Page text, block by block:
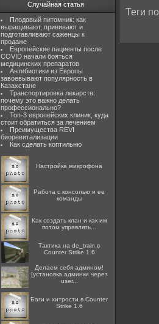
Случайная статья
Плодовый питомник: как
выращивают, прививают и
подготавливают саженцы к
продаже
Европейские пациенты после
COVID начали бояться
медицинских препаратов
Антибиотики из Европы
завоевывают популярность в
Казахстане
Транспортировка лекарств:
почему это важно делать
профессионально?
Топ-3 европейских клиник, куда
стоит обратиться за лечением
Преимущества REVI
биоревитализации
Как сделать коптильню
Настройка микрофона
Работа с консолью и ее
команды
Как создать клан и как им
потом управлять...
Тактика на de_train в
Counter Strike 1.6
Делаем себя админом!
[установка админки через
user...
Баги и хитрости в Counter
Strike 1.6
Теги